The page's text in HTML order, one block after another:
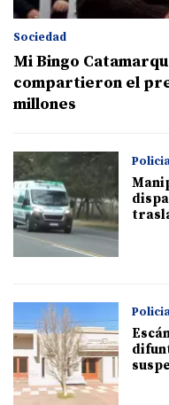
Sociedad
Mi Bingo
compartieron el
millones